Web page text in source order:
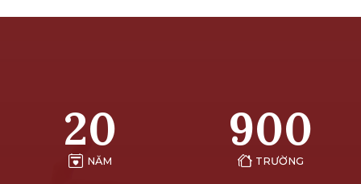
20
NĂM
900
TRƯỜNG